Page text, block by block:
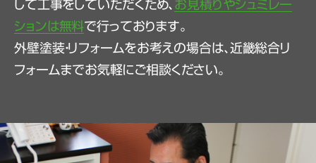
して工事をしていただくため、 お見積りやシュミレー
ションは無料で行っております。
外壁塗装・リフォームをお考えの場合は、近畿総合リ
フォームまでお気軽にご相談ください。